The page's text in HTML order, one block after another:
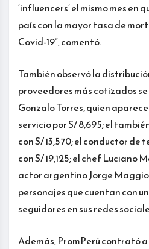
‘influencers’ el mismo mes en
país con la mayor tasa de
Covid-19”, comentó.
También observó la
proveedores más cotizados
Gonzalo Torres, quien
servicio por S/ 8,695; el
con S/ 13,570; el conductor de
con S/ 19,125; el chef Luciano
actor argentino Jorge Maggio,
personajes que cuentan con
seguidores en sus redes
Además, PromPerú contrató